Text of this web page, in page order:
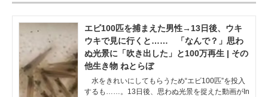
エビ100匹を捕まえた男性→13日後、ウキ
ウキで見に行くと…… 「なんで？」思わ
ぬ光景に「吹き出した」と100万再生 | その
他生き物 ねとらぼ
水をきれいにしてもらうため“エビ100匹”を投入
するも……。13日後、思わぬ光景を捉えた動画がIn